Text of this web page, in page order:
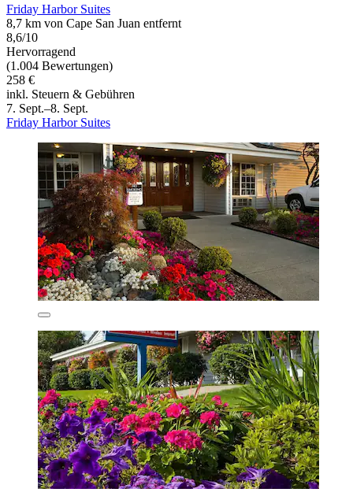
Friday Harbor Suites
8,7 km von Cape San Juan entfernt
8,6/10
Hervorragend
(1.004 Bewertungen)
258 €
inkl. Steuern & Gebühren
7. Sept.–8. Sept.
Friday Harbor Suites